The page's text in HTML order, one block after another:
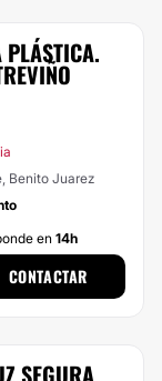
PLÁSTICA.
Benito Juarez
en 14h
CONTACTAR
SEGURA